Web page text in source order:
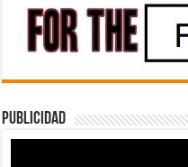
Publicidad